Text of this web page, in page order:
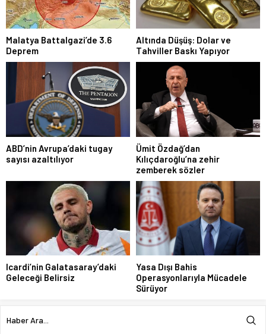
Malatya Battalgazi’de 3.6
Deprem
Altında Düşüş: Dolar ve
Tahviller Baskı Yapıyor
ABD’nin Avrupa’daki tugay
sayısı azaltılıyor
Ümit Özdağ’dan
Kılıçdaroğlu’na zehir
zemberek sözler
Icardi’nin Galatasaray’daki
Geleceği Belirsiz
Yasa Dışı Bahis
Operasyonlarıyla Mücadele
Sürüyor